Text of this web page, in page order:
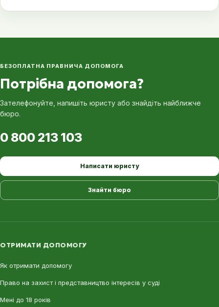
БЕЗОПЛАТНА ПРАВНИЧА ДОПОМОГА
Потрібна допомога?
Зателефонуйте, напишіть юристу або знайдіть найближче
бюро.
0 800 213 103
Написати юристу
Знайти бюро
ОТРИМАТИ ДОПОМОГУ
Як отримати допомогу
Право на захист і представництво інтересів у суді
Мені до 18 років